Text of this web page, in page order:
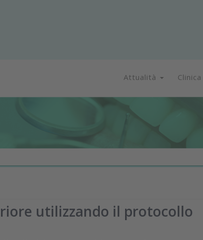
Attualità Clinica
utilizzando il protocollo